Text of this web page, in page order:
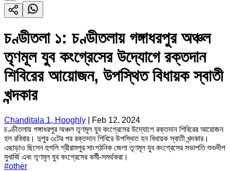
চণ্ডীতলা ১: চণ্ডীতলায় গঙ্গাধরপুর অঞ্চল
তৃণমূল যুব কংগ্রেসের উদ্যোগে রক্তদান
শিবিরের আয়োজন, উপস্থিত বিধায়ক স্বাতী
খন্দকার
Chanditala 1, Hooghly
Feb 12, 2024
চণ্ডীতলায় গঙ্গাধরপুর অঞ্চল তৃণমূল যুব কংগ্রেসের উদ্যোগে রক্তদান শিবিরের আয়োজন
হল রবিবার। দুপুর ৩টের পর রক্তদান শিবিরে উপস্থিত হন বিধায়ক স্বাতী খন্দকার।
এছাড়াও ছিলেন হুগলি শ্রীরামপুর সাংগঠনিক জেলা তৃণমূল যুব কংগ্রেসের সভাপতি শুভদীপ
মুখার্জি এবং তৃণমূল যুব কংগ্রেসের কর্মী-সমর্থকরা।
#other